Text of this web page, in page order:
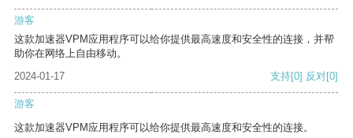
游客
这款加速器VPM应用程序可以给你提供最高速度和安全性的连接，并帮
助你在网络上自由移动。
2024-01-17
支持[0] 反对[0]
游客
这款加速器VPM应用程序可以给你提供最高速度和安全性的连接。